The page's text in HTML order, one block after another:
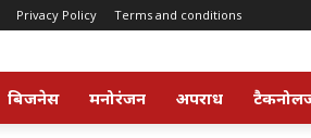
Privacy Policy Terms and conditions
बिजनेस मनोरंजन अपराध